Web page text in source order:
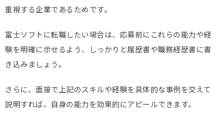
重視する企業であるためです。
富士ソフトに転職したい場合は、応募前にこれらの能力や経
験を明確に示せるよう、しっかりと履歴書や職務経歴書に書
き込みましょう。
さらに、面接で上記のスキルや経験を具体的な事例を交えて
説明すれば、自身の能力を効果的にアピールできます。